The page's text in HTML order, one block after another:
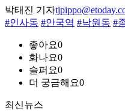
박태진 기자
#인사동 #안국역 #낙원동 #
좋아요0
화나요0
슬퍼요0
더 궁금해요0
최신뉴스